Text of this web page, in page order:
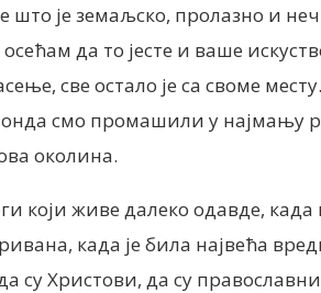
је земаљско, пролазно и
да то јесте и ваше
све остало је са своме
смо промашили у најмању
околина.
који живе далеко одавде,
када је била највећа
су Христови, да су